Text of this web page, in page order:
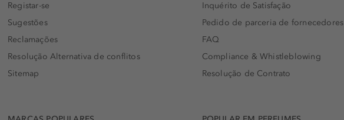
Registar-se
Sugestões
Reclamações
Resolução Alternativa de conflitos
Sitemap
Inquérito de Satisfação
Pedido de parceria de fornecedores
FAQ
Compliance & Whistleblowing
Resolução de Contrato